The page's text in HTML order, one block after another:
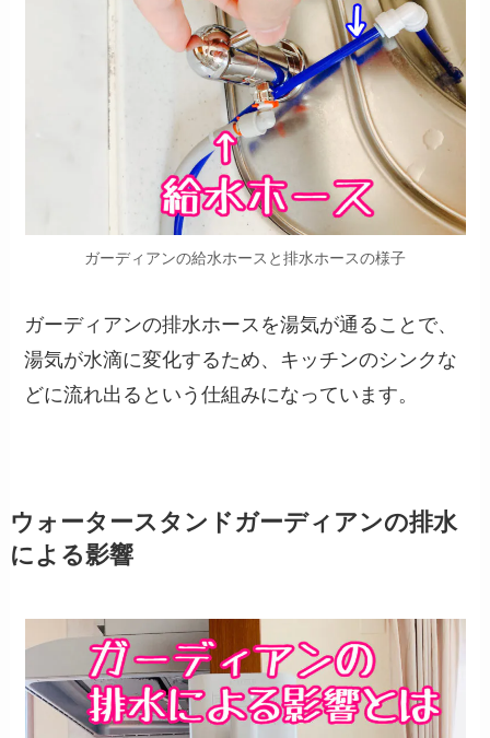
ガーディアンの給水ホースと排水ホースの様子
ガーディアンの排水ホースを湯気が通ることで、
湯気が水滴に変化するため、キッチンのシンクな
どに流れ出るという仕組みになっています。
ウォータースタンドガーディアンの排水
による影響